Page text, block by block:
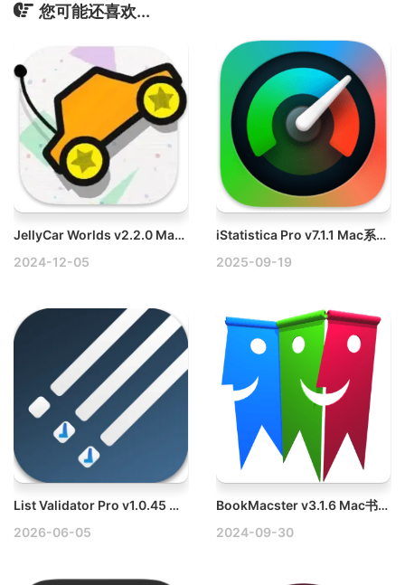
您可能还喜欢...
JellyCar Worlds v2.2.0 Mac果冻车世界
2024-12-05
iStatistica Pro v7.1.1 Mac系统状态监控工具破解版
2025-09-19
List Validator Pro v1.0.45 Mac批量数据验证工具破解版
2026-06-05
BookMacster v3.1.6 Mac书签管理器破解版下载
2024-09-30